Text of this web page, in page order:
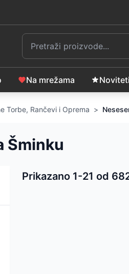
Na mrežama Noviteti
Torbe, Rančevi i Oprema >
Šminku
Prikazano 1-21 od
Sortiranje proizvoda